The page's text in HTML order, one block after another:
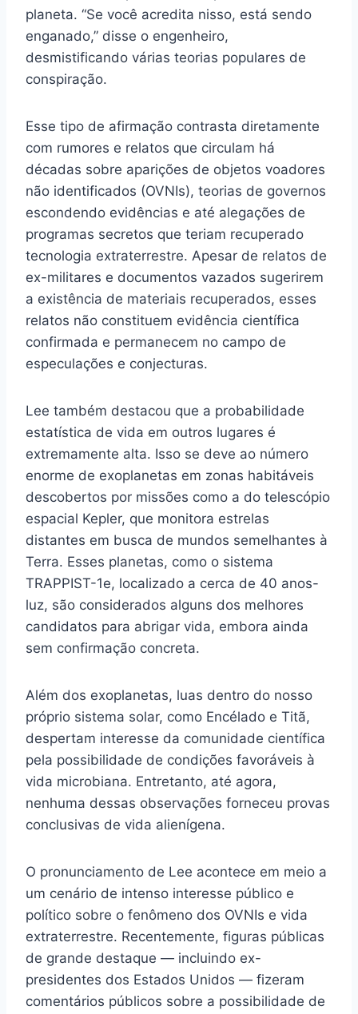
planeta. “Se você acredita nisso, está sendo
enganado,” disse o engenheiro,
desmistificando várias teorias populares de
conspiração.
Esse tipo de afirmação contrasta diretamente
com rumores e relatos que circulam há
décadas sobre aparições de objetos voadores
não identificados (OVNIs), teorias de governos
escondendo evidências e até alegações de
programas secretos que teriam recuperado
tecnologia extraterrestre. Apesar de relatos de
ex-militares e documentos vazados sugerirem
a existência de materiais recuperados, esses
relatos não constituem evidência científica
confirmada e permanecem no campo de
especulações e conjecturas.
Lee também destacou que a probabilidade
estatística de vida em outros lugares é
extremamente alta. Isso se deve ao número
enorme de exoplanetas em zonas habitáveis
descobertos por missões como a do telescópio
espacial Kepler, que monitora estrelas
distantes em busca de mundos semelhantes à
Terra. Esses planetas, como o sistema
TRAPPIST-1e, localizado a cerca de 40 anos-
luz, são considerados alguns dos melhores
candidatos para abrigar vida, embora ainda
sem confirmação concreta.
Além dos exoplanetas, luas dentro do nosso
próprio sistema solar, como Encélado e Titã,
despertam interesse da comunidade científica
pela possibilidade de condições favoráveis à
vida microbiana. Entretanto, até agora,
nenhuma dessas observações forneceu provas
conclusivas de vida alienígena.
O pronunciamento de Lee acontece em meio a
um cenário de intenso interesse público e
político sobre o fenômeno dos OVNIs e vida
extraterrestre. Recentemente, figuras públicas
de grande destaque — incluindo ex-
presidentes dos Estados Unidos — fizeram
comentários públicos sobre a possibilidade de